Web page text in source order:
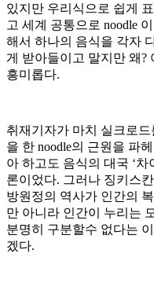
있지만 우리식으로 쉽게
고 세계 공통으로 noodle
해서 하나의 음식을 각자
게 받아들이고 말지만 왜?
흥미롭다.
취재기자가 마치 실크로
을 한 noodle의 근원을 파
아 하고도 음식의 대국 ‘
론이었다. 그러나 징키스
방원정의 역사가 인간의
만 아니라 인간이 누리는
분명히 구분할수 없다는
겠다.